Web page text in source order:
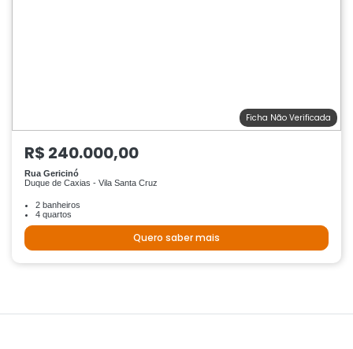
Ficha Não Verificada
R$ 240.000,00
Rua Gericinó
Duque de Caxias - Vila Santa Cruz
2 banheiros
4 quartos
Quero saber mais